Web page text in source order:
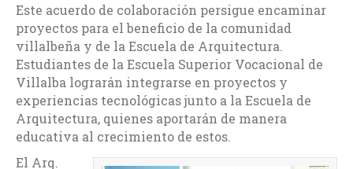
Este acuerdo de colaboración persigue encaminar
proyectos para el beneficio de la comunidad
villalbeña y de la Escuela de Arquitectura.
Estudiantes de la Escuela Superior Vocacional de
Villalba lograrán integrarse en proyectos y
experiencias tecnológicas junto a la Escuela de
Arquitectura, quienes aportarán de manera
educativa al crecimiento de estos.
El Arq.